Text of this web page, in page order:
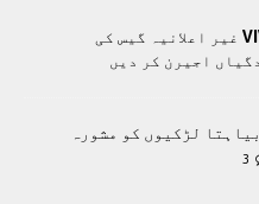
غیر اعلانیہ گیس کی
اجیرن کر دیں
لڑکیوں کو مشورہ
3